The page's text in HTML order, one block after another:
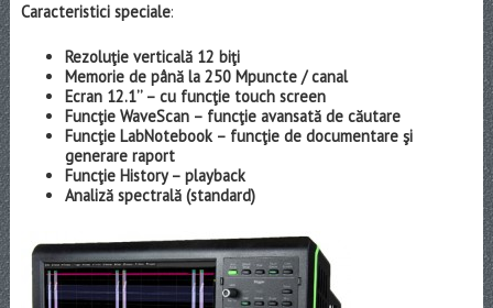
Caracteristici speciale:
Rezoluţie verticală 12 biţi
Memorie de până la 250 Mpuncte / canal
Ecran 12.1’’ – cu funcţie touch screen
Funcţie WaveScan – funcţie avansată de căutare
Funcţie LabNotebook – funcţie de documentare şi
generare raport
Funcţie History – playback
Analiză spectrală (standard)